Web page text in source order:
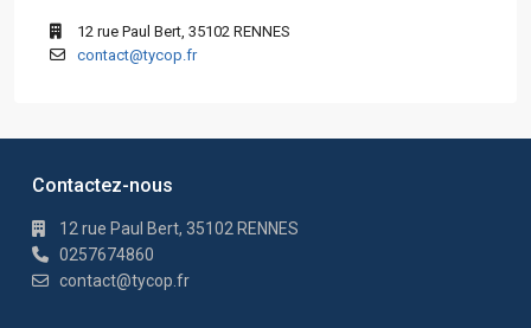
12 rue Paul Bert, 35102 RENNES
contact@tycop.fr
Contactez-nous
12 rue Paul Bert, 35102 RENNES
0257674860
contact@tycop.fr